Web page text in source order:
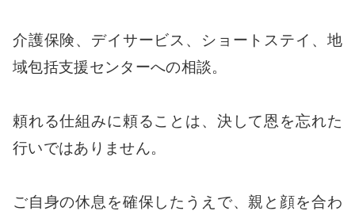
介護保険、デイサービス、ショートステイ、地
域包括支援センターへの相談。
頼れる仕組みに頼ることは、決して恩を忘れた
行いではありません。
ご自身の休息を確保したうえで、親と顔を合わ